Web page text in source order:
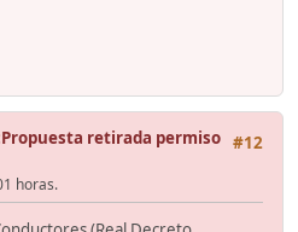
#12
retirada permiso
horas.